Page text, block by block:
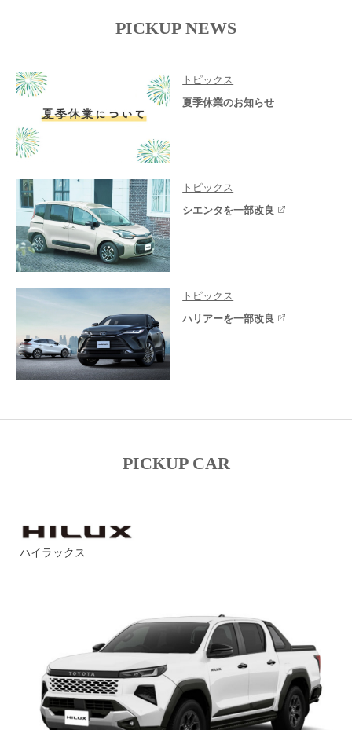
PICKUP NEWS
トピックス
夏季休業のお知らせ
トピックス
シエンタを一部改良
トピックス
ハリアーを一部改良
PICKUP CAR
ハイラックス